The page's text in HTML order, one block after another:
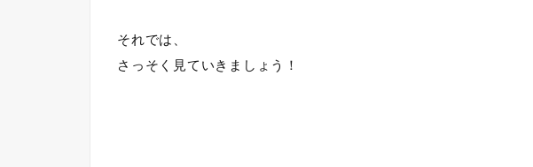
それでは、
さっそく見ていきましょう！